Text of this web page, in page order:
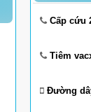
Cấp cứu
Tiêm
Đường